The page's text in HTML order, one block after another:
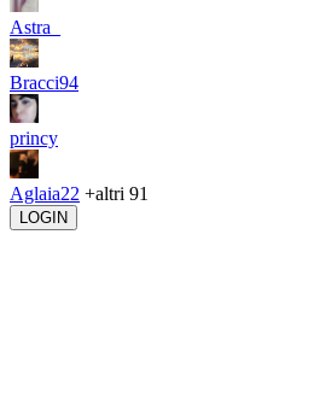
Astra_
Bracci94
princy
Aglaia22 +altri 91
LOGIN